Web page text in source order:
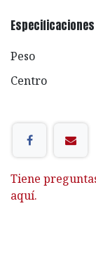
Especificaciones
Peso
Centro
Tiene
aquí.